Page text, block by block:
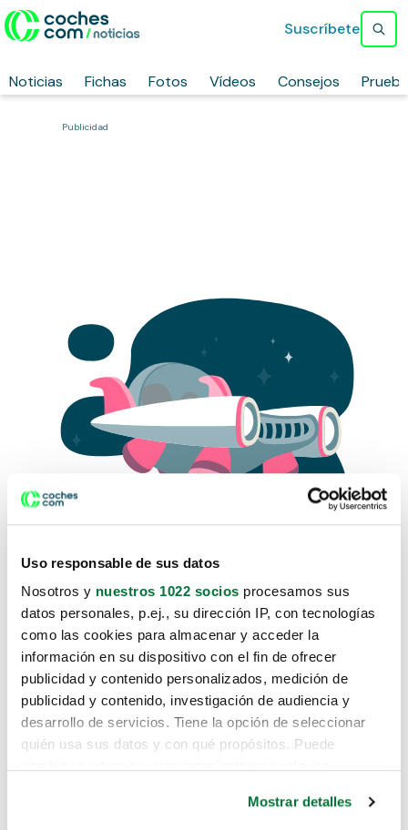
Uso responsable de sus datos
Nosotros y nuestros 1022 socios procesamos sus
datos personales, p.ej., su dirección IP, con tecnologías
como las cookies para almacenar y acceder la
información en su dispositivo con el fin de ofrecer
publicidad y contenido personalizados, medición de
publicidad y contenido, investigación de audiencia y
desarrollo de servicios. Tiene la opción de seleccionar
quién usa sus datos y con qué propósitos. Puede
Mostrar detalles
Noticias Fichas Fotos Vídeos Consejos
Suscríbete
Publicidad
Lo sentimos, no sabemos como
te hemos traido hasta aquí.
Pero puedes encontrar el coche que estás
buscando en alguno de estos enlaces: